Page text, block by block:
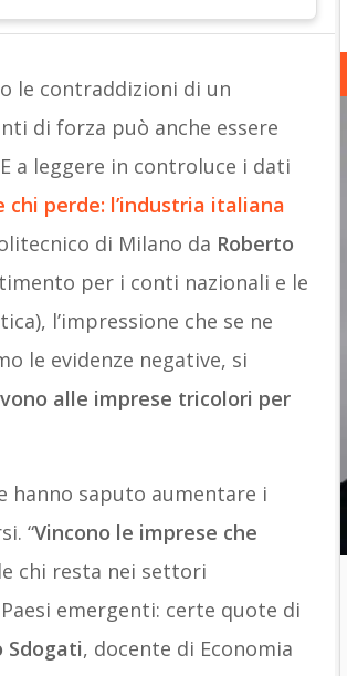
le contraddizioni di un
di forza può anche essere
a leggere in controluce i dati
perde: l’industria italiana
di Milano da Roberto
per i conti nazionali e le
l’impressione che se ne
le evidenze negative, si
alle imprese tricolori per
hanno saputo aumentare i
“Vincono le imprese che
chi resta nei settori
emergenti: certe quote di
Sdogati, docente di Economia